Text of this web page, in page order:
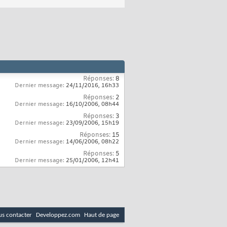
Réponses:8
Dernier message: 24/11/2016, 16h33
Réponses: 2
Dernier message: 16/10/2006, 08h44
Réponses: 3
Dernier message: 23/09/2006, 15h19
Réponses: 15
Dernier message: 14/06/2006, 08h22
Réponses: 5
Dernier message: 25/01/2006, 12h41
contacter Developpez.com Haut de page